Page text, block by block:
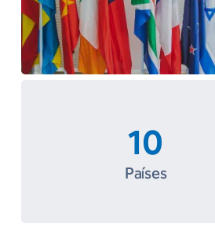
10
Países